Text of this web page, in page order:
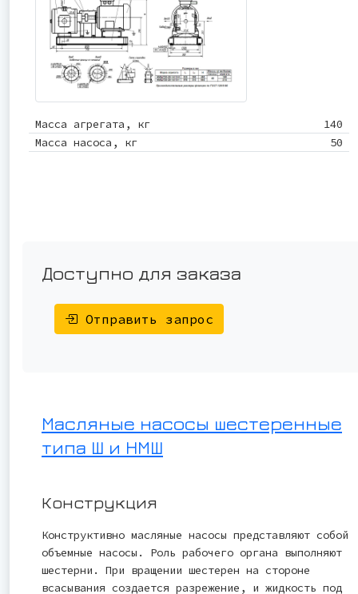
Масса агрегата, кг
140
Масса насоса, кг
50
Доступно для заказа
Отправить запрос
Масляные насосы шестеренные
типа Ш и НМШ
Конструкция
Конструктивно масляные насосы представляют собой
объемные насосы. Роль рабочего органа выполняют
шестерни. При вращении шестерен на стороне
всасывания создается разрежение, и жидкость под